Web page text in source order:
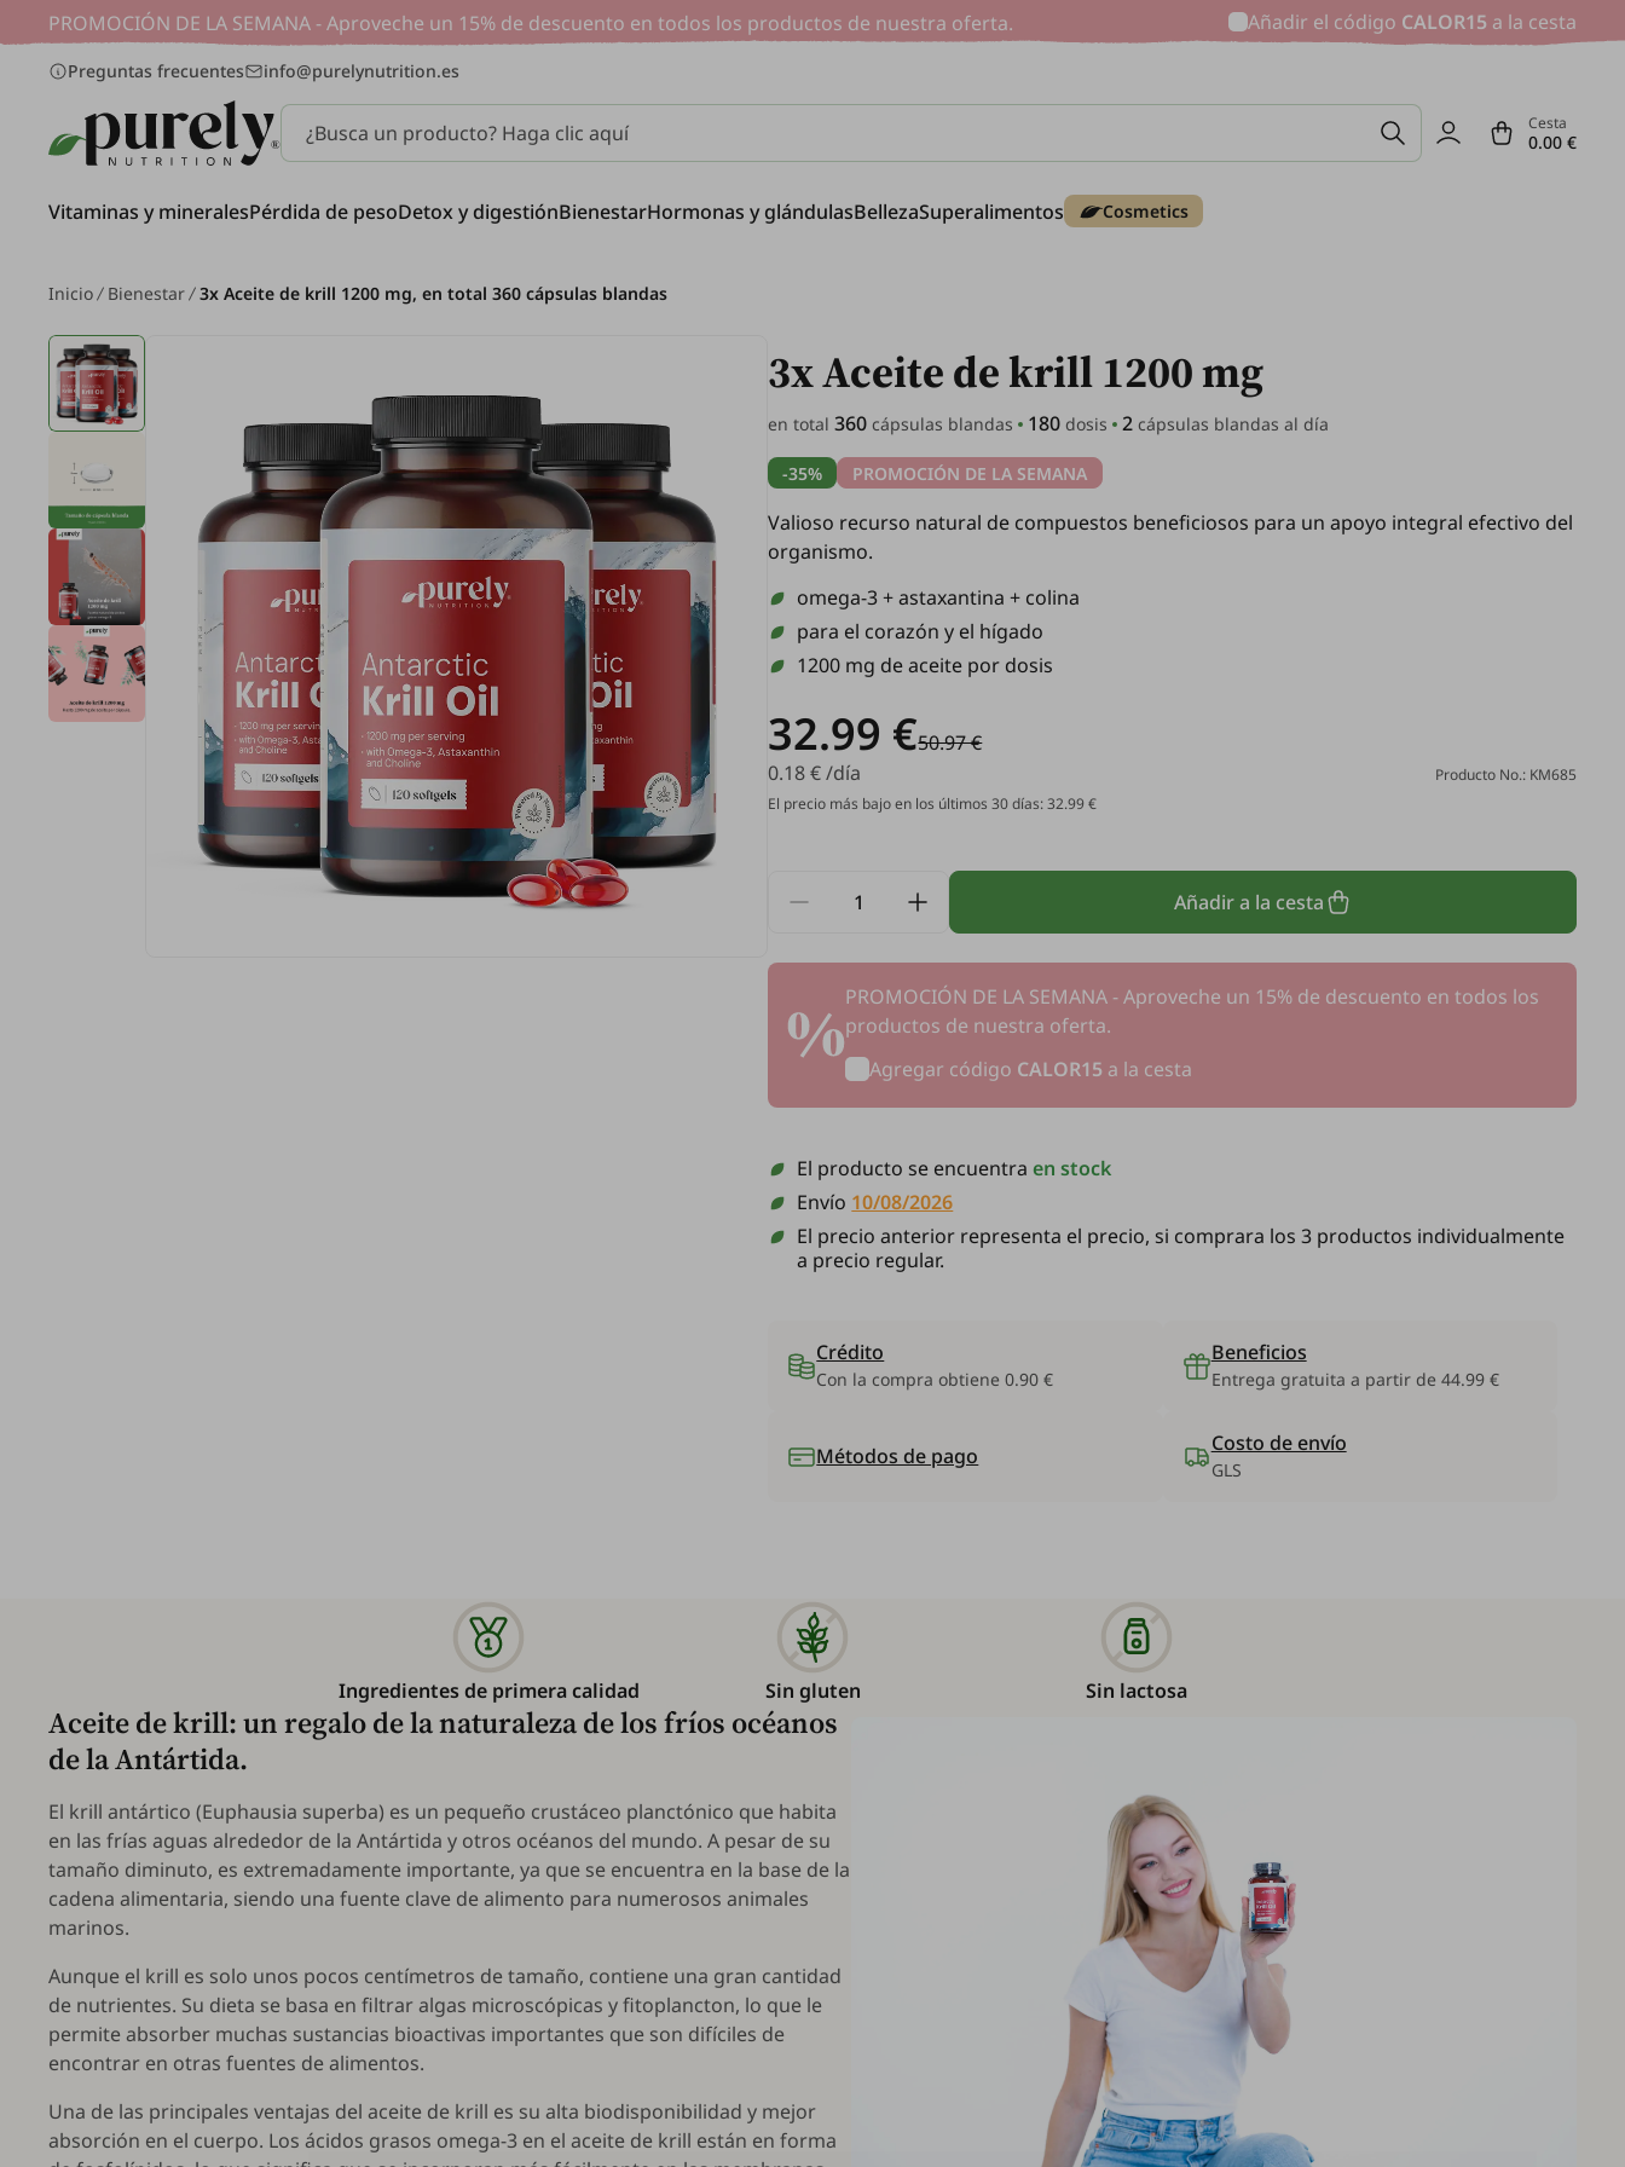
PROMOCIÓN DE LA SEMANA - Aproveche un 15% de descuento en todos los productos de nuestra oferta. Añadir el código CALOR15 a la cesta
Preguntas frecuentes info@purelynutrition.es
¿Busca un producto? Haga clic aquí Cesta
0.00 €
Vitaminas y mineralesPérdida de pesoDetox y digestiónBienestarHormonas y glándulasBellezaSuperalimentos Cosmetics
Inicio Bienestar 3x Aceite de krill 1200 mg, en total 360 cápsulas blandas
3x Aceite de krill 1200 mg
en total360 cápsulas blandas 180 dosis 2 cápsulas blandas al día
-35% PROMOCIÓN DE LA SEMANA
Valioso recurso natural de compuestos beneficiosos para un apoyo integral efectivo del
organismo.
omega-3 + astaxantina + colina
para el corazón y el hígado
1200 mg de aceite por dosis
32.99 €50.97 €
0.18 € /día
Producto No.: KM685
El precio más bajo en los últimos 30 días: 32.99 €
Añadir a la cesta
PROMOCIÓN DE LA SEMANA - Aproveche un 15% de descuento en todos los
productos de nuestra oferta.
Agregar código CALOR15 a la cesta
El producto se encuentraen stock
Envío 10/08/2026
El precio anterior representa el precio, si comprara los 3 productos individualmente
a precio regular.
Crédito
Con la compra obtiene0.90 €
Beneficios
Entrega gratuita a partir de 44.99 €
Métodos de pago Costo de envío
GLS
Ingredientes de primera calidad Sin gluten Sin lactosa
Aceite de krill: un regalo de la naturaleza de los fríos océanos
de la Antártida.
El krill antártico (Euphausia superba) es un pequeño crustáceo planctónico que habita
en las frías aguas alrededor de la Antártida y otros océanos del mundo. A pesar de su
tamaño diminuto, es extremadamente importante, ya que se encuentra en la base de la
cadena alimentaria, siendo una fuente clave de alimento para numerosos animales
marinos.
Aunque el krill es solo unos pocos centímetros de tamaño, contiene una gran cantidad
de nutrientes. Su dieta se basa en filtrar algas microscópicas y fitoplancton, lo que le
permite absorber muchas sustancias bioactivas importantes que son difíciles de
encontrar en otras fuentes de alimentos.
Una de las principales ventajas del aceite de krill es su alta biodisponibilidad y mejor
absorción en el cuerpo. Los ácidos grasos omega-3 en el aceite de krill están en forma